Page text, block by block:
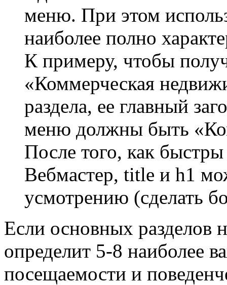
меню. При этом
наиболее полно
К примеру, чтобы
«Коммерческая
раздела, ее главный
меню должны быть
После того, как
Вебмастер, title и h1
усмотрению (сделать
Если основных разделов
определит 5-8 наиболее
посещаемости и